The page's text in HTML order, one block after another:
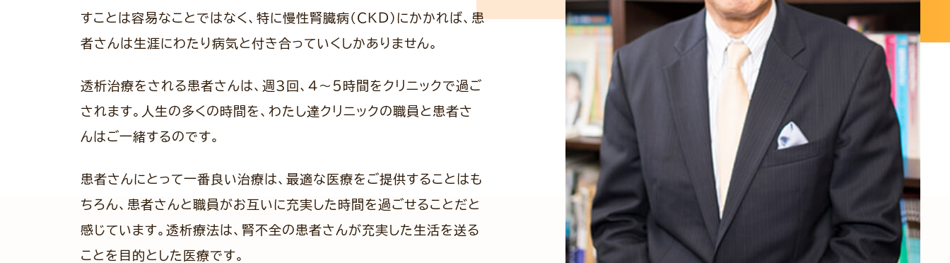
すことは容易なことではなく、特に慢性腎臓病(CKD)にかかれば、患
者さんは生涯にわたり病気と付き合っていくしかありません。
透析治療をされる患者さんは、週3回、4～5時間をクリニックで過ご
されます。人生の多くの時間を、わたし達クリニックの職員と患者さ
んはご一緒するのです。
患者さんにとって一番良い治療は、最適な医療をご提供することはも
ちろん、患者さんと職員がお互いに充実した時間を過ごせることだと
感じています。透析療法は、腎不全の患者さんが充実した生活を送る
ことを目的とした医療です。